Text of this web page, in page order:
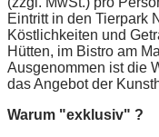
Eintritt in den Tierpark
Köstlichkeiten und
Hütten, im Bistro am
Ausgenommen ist die
das Angebot der
Warum "exklusiv" ?